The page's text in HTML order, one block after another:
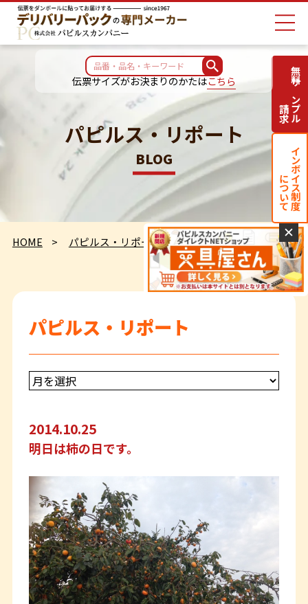
伝票サイズがお決まりのかたはこちら
パピルス・リポート
BLOG
HOME パピルス・リポート 明日は柿の日です。
パピルス・リポート
2014.10.25
明日は柿の日です。
無料サンプル
請求
インボイス制度
について
✕